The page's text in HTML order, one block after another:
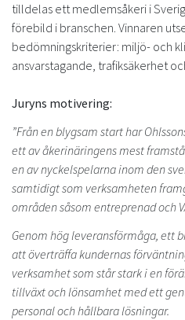
tilldelas ett medlemsåkeri i
förebild i branschen. Vinnaren
bedömningskriterier: miljö- och
ansvarstagande, trafiksäkerhet
Juryns motivering:
”Från en blygsam start har
ett av åkerinäringens mest
en av nyckelspelarna inom den
samtidigt som verksamheten
områden såsom entreprenad och
Genom hög leveransförmåga, ett
att överträffa kundernas
verksamhet som står stark i en
tillväxt och lönsamhet med ett
personal och hållbara lösningar.